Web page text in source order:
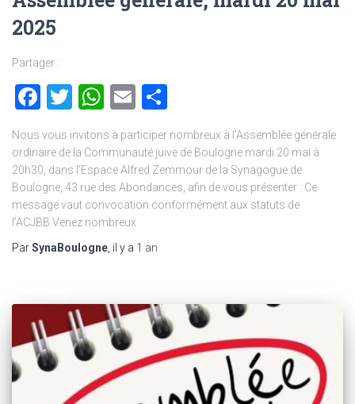
2025
Partager :
Facebook
Twitter
WhatsApp
Email
Nous vous invitons à participer nombreux à l’Assemblée générale
ordinaire de la Communauté juive de Boulogne mardi 20 mai à
20h30, dans l’Espace Alfred Zemmour de la Synagogue de
Boulogne, 43 rue des Abondances, afin de vous présenter : Ce
message vaut convocation conformément aux statuts de
l’ACJBB.Venez nombreux
ParSynaBoulogne , il y a 1 an